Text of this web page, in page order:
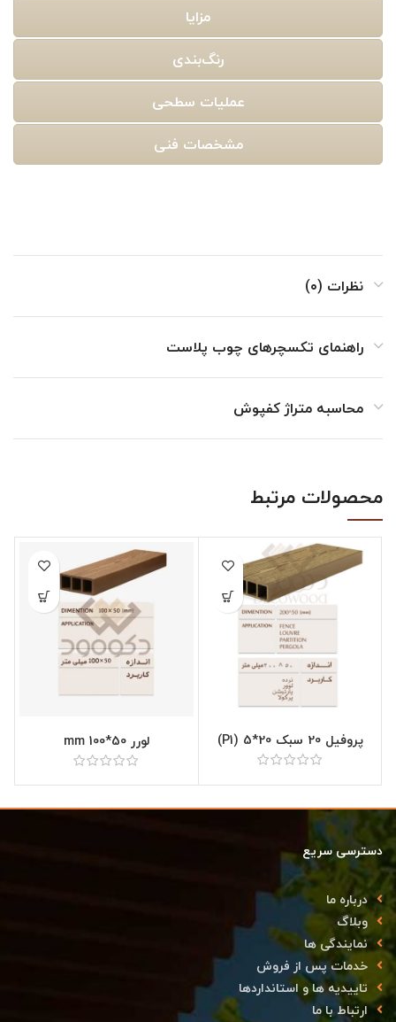
مزایا
رنگ‌بندی
عملیات سطحی
مشخصات فنی
نظرات (۰)
راهنمای تکسچرهای چوب پلاست
محاسبه متراژ کفپوش
محصولات مرتبط
پروفیل 20 سبک 20*5 (P1) لورر 50*100 mm
دسترسی سریع
درباره ما
وبلاگ
نمایندگی ها
خدمات پس از فروش
تاییدیه ها و استانداردها
ارتباط با ما